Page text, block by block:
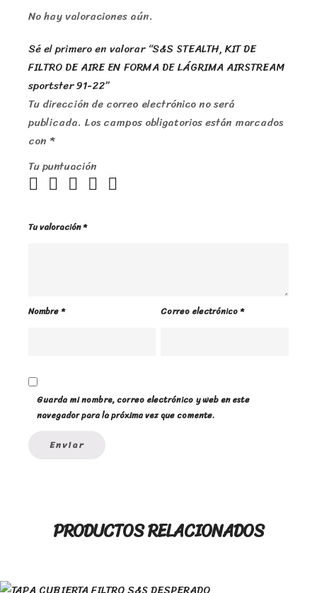
No hay valoraciones aún.
Sé el primero en valorar “S&S STEALTH, KIT DE
FILTRO DE AIRE EN FORMA DE LÁGRIMA AIRSTREAM
sportster 91-22”
Tu dirección de correo electrónico no será
publicada. Los campos obligatorios están marcados
con *
Tu puntuación
Tu valoración*
Nombre* Correo electrónico*
Guarda mi nombre, correo electrónico y web en este
navegador para la próxima vez que comente.
PRODUCTOS RELACIONADOS